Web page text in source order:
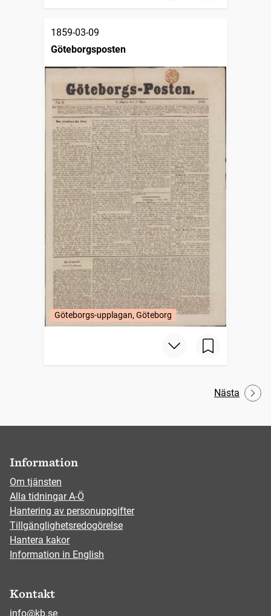
1859-03-09
Göteborgsposten
Göteborgs-upplagan, Göteborg
Nästa
Information
Om tjänsten
Alla tidningar A-Ö
Hantering av personuppgifter
Tillgänglighetsredogörelse
Hantera kakor
Information in English
Kontakt
info@kb.se